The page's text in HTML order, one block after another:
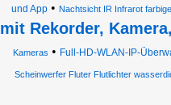
und App • Nachtsicht IR Infrarot
mit Rekorder,
Kameras • Full-HD-WLAN-IP-
Scheinwerfer Fluter Flutlichter